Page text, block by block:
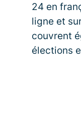
24 en
ligne et
couvrent
élections